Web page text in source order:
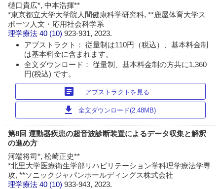
樋口貴広*, 中本浩揮**
*東京都立大学大学院人間健康科学研究科, **鹿屋体育大学ス
ポーツ人文・応用社会科学系
理学療法 40 (10)923-931, 2023.
アブストラクト： 従量制は110円（税込）、基本料金制
は基本料金に含まれます。
全文ダウンロード： 従量制、基本料金制の方共に1,360
円(税込) です。
article アブストラクトを見る
download 全文ダウンロード(2.48MB)
第8回 運動器疾患の超音波診断装置によるデータ収集と解釈
の進め方
河端将司*, 松崎正史**
*北里大学医療衛生学部リハビリテーション学科理学療法学専
攻, **ソニックジャパンホールディングス株式会社
理学療法 40 (10)933-943, 2023.